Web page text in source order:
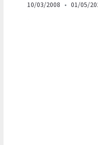
10/03/2008 01/05/